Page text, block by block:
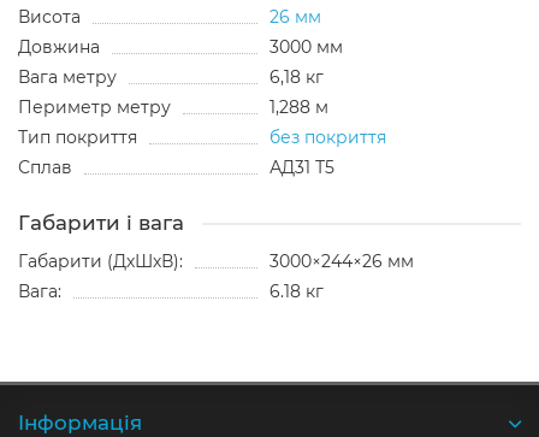
Висота
26 мм
Довжина
3000 мм
Вага метру
6,18 кг
Периметр метру
1,288 м
Тип покриття
без покриття
Сплав
АД31 Т5
Габарити і вага
Габарити (ДхШхВ):
3000×244×26 мм
Вага:
6.18 кг
Iнформація